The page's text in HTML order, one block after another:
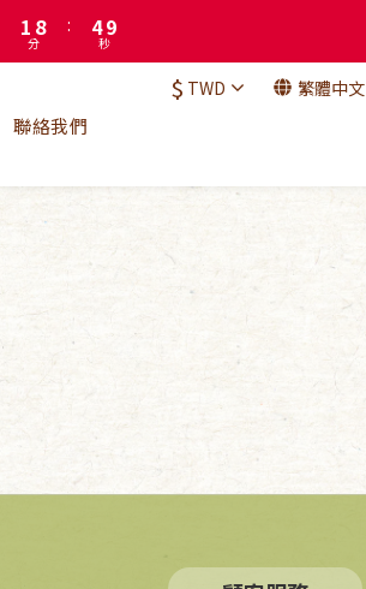
6
5
3
2
0
2
1
6
5
0
$ TWD 繁體中文
聯絡我們